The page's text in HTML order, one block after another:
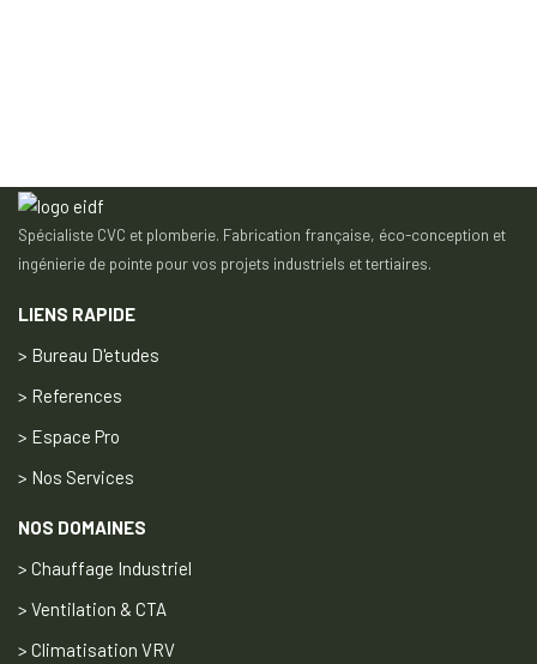
Spécialiste CVC et plomberie. Fabrication française, éco-conception et
ingénierie de pointe pour vos projets industriels et tertiaires.
LIENS RAPIDE
> Bureau D'etudes
> References
> Espace Pro
> Nos Services
NOS DOMAINES
> Chauffage Industriel
> Ventilation & CTA
> Climatisation VRV